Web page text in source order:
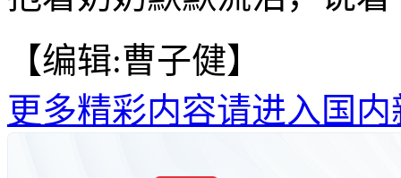
【编辑:曹子健】
更多精彩内容请进入国内